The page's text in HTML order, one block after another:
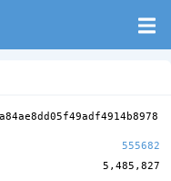
555682
5,485,827